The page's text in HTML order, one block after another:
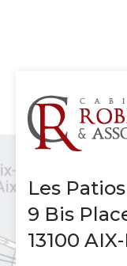
Les
9 Bis
13100